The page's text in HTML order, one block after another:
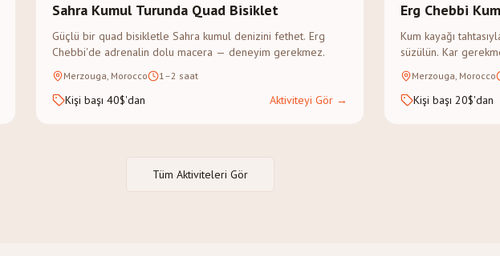
Sahra Kumul Turunda Quad Bisiklet
Güçlü bir quad bisikletle Sahra kumul denizini fethet. Erg
Chebbi'de adrenalin dolu macera — deneyim gerekmez.
Merzouga, Morocco 1–2 saat
Kişi başı 40$'dan Aktiviteyi Gör →
Erg Chebbi
Kum kayağı
süzülün. Kar
macera ruhu.
Merzouga, Morocco
Kişi başı 20$'dan
Tüm Aktiviteleri Gör